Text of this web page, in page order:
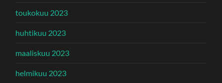
toukokuu 2023
huhtikuu 2023
maaliskuu 2023
helmikuu 2023